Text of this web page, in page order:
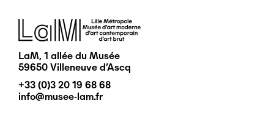
Image
LaM, 1 allée du Musée
59650 Villeneuve d'Ascq
+33 (0)3 20 19 68 68
info@musee-lam.fr